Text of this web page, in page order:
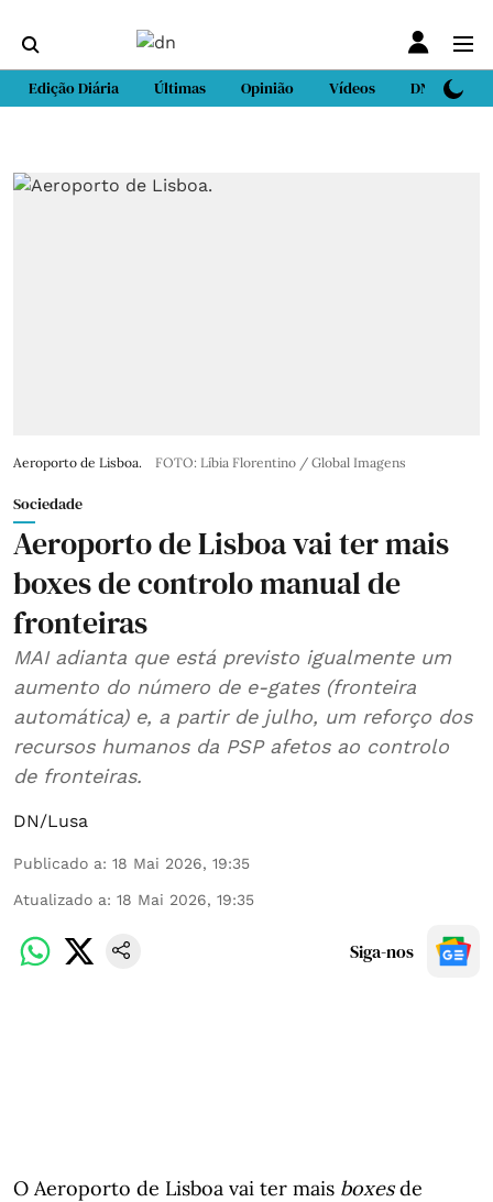
Edição Diária Últimas Opinião Vídeos DN Sport
Aeroporto de Lisboa. FOTO: Líbia Florentino / Global Imagens
Sociedade
Aeroporto de Lisboa vai ter mais
boxes de controlo manual de
fronteiras
MAI adianta que está previsto igualmente um
aumento do número de e-gates (fronteira
automática) e, a partir de julho, um reforço dos
recursos humanos da PSP afetos ao controlo
de fronteiras.
DN/Lusa
Publicado a: 18 Mai 2026, 19:35
Atualizado a: 18 Mai 2026, 19:35
Siga-nos
O Aeroporto de Lisboa vai ter mais boxesde